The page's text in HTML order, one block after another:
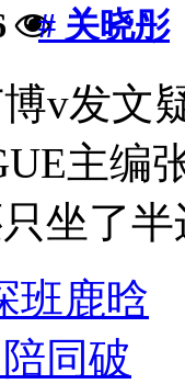
# 关晓彤
v发文
主编
坐了半